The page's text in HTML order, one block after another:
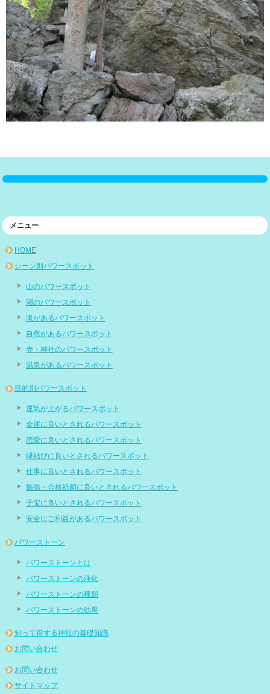
メニュー
HOME
シーン別パワースポット
山のパワースポット
湖のパワースポット
滝があるパワースポット
自然があるパワースポット
寺・神社のパワースポット
温泉があるパワースポット
目的別パワースポット
運気が上がるパワースポット
金運に良いとされるパワースポット
恋愛に良いとされるパワースポット
縁結びに良いとされるパワースポット
仕事に良いとされるパワースポット
勉強・合格祈願に良いとされるパワースポット
子宝に良いとされるパワースポット
安全にご利益があるパワースポット
パワーストーン
パワーストーンとは
パワーストーンの浄化
パワーストーンの種類
パワーストーンの効果
知って得する神社の基礎知識
お問い合わせ
お問い合わせ
サイトマップ